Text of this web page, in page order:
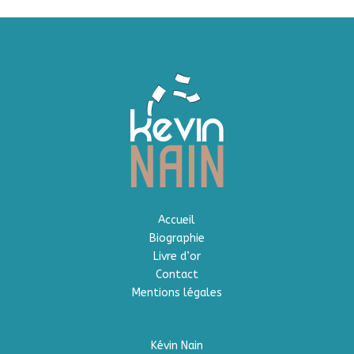
Accueil
Biographie
Livre d’or
Contact
Mentions légales
Kévin Nain